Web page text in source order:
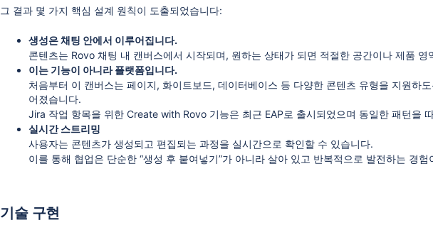
그 결과 몇 가지 핵심 설계 원칙이 도출되었습니다:
생성은 채팅 안에서 이루어집니다.
콘텐츠는 Rovo 채팅 내 캔버스에서 시작되며, 원하는 상태가 되면 적절한 공간이나 제품 영
이는 기능이 아니라 플랫폼입니다.
처음부터 이 캔버스는 페이지, 화이트보드, 데이터베이스 등 다양한 콘텐츠 유형을 지원하
어졌습니다.
Jira 작업 항목을 위한 Create with Rovo 기능은 최근 EAP로 출시되었으며 동일한 패턴을
실시간 스트리밍
사용자는 콘텐츠가 생성되고 편집되는 과정을 실시간으로 확인할 수 있습니다.
이를 통해 협업은 단순한 “생성 후 붙여넣기”가 아니라 살아 있고 반복적으로 발전하는 경험
기술 구현